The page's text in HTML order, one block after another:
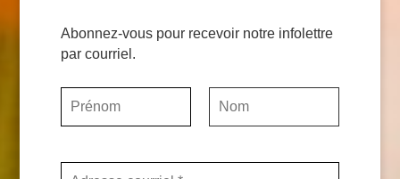
Abonnez-vous pour recevoir notre infolettre
par courriel.